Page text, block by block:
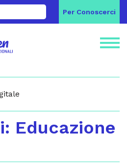
Per Conoscerci
Educazione